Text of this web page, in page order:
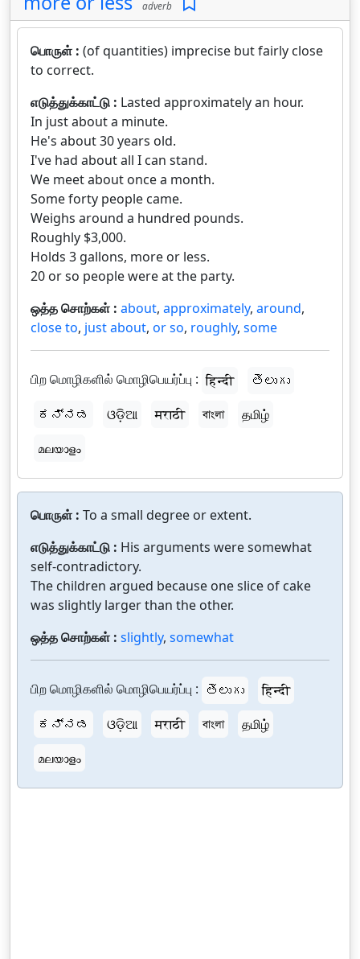
adverb
பொருள் : (of quantities) imprecise but fairly close
to correct.
எடுத்துக்காட்டு : Lasted approximately an hour.
In just about a minute.
He's about 30 years old.
I've had about all I can stand.
We meet about once a month.
Some forty people came.
Weighs around a hundred pounds.
Roughly $3,000.
Holds 3 gallons, more or less.
20 or so people were at the party.
ஒத்த சொற்கள் : about, approximately, around,
close to, just about, or so, roughly, some
பிற மொழிகளில் மொழிபெயர்ப்பு : हिन्दी
తెలుగు
ಕನ್ನಡ
ଓଡ଼ିଆ मराठी বাংলা
தமிழ்
മലയാളം
பொருள் : To a small degree or extent.
எடுத்துக்காட்டு : His arguments were somewhat
self-contradictory.
The children argued because one slice of cake
was slightly larger than the other.
ஒத்த சொற்கள் : slightly, somewhat
பிற மொழிகளில் மொழிபெயர்ப்பு : తెలుగు
हिन्दी
ಕನ್ನಡ
ଓଡ଼ିଆ मराठी বাংলা
தமிழ்
മലയാളം